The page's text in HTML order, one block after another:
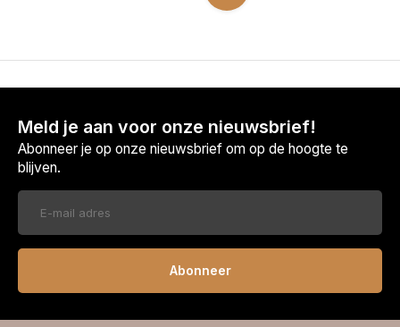
Meld je aan voor onze nieuwsbrief!
Abonneer je op onze nieuwsbrief om op de hoogte te
blijven.
Abonneer